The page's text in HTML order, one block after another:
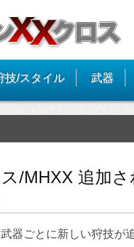
技/スタイル 武器
/MHXX 追加
器ごとに新しい狩技が